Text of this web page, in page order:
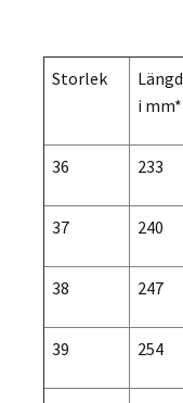
Storlek
Längd
i mm*
36 233
37 240
38 247
39 254